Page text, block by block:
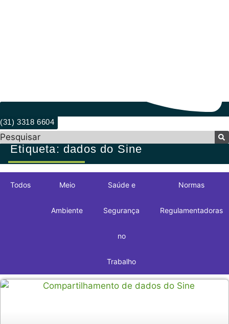
(31) 3318 6604
Pesquisar
Etiqueta: dados do Sine
Todos Meio
Ambiente
Saúde e
Segurança
no
Trabalho
Normas
Regulamentadoras